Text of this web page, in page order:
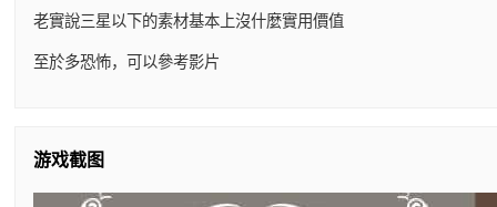
老實說三星以下的素材基本上沒什麼實用價值
至於多恐怖，可以參考影片
游戏截图